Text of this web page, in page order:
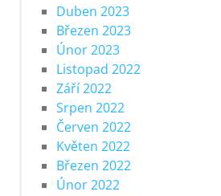
Duben 2023
Březen 2023
Únor 2023
Listopad 2022
Září 2022
Srpen 2022
Červen 2022
Květen 2022
Březen 2022
Únor 2022